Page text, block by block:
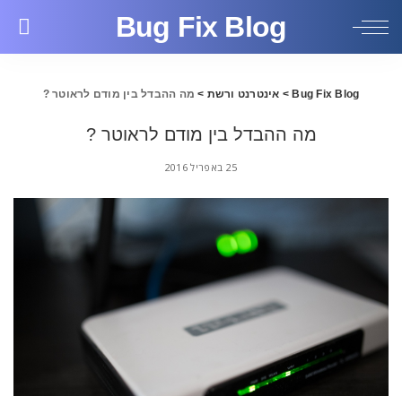
Bug Fix Blog
Bug Fix Blog
> אינטרנט ורשת > מה ההבדל בין מודם לראוטר ?
מה ההבדל בין מודם לראוטר ?
25 באפריל 2016